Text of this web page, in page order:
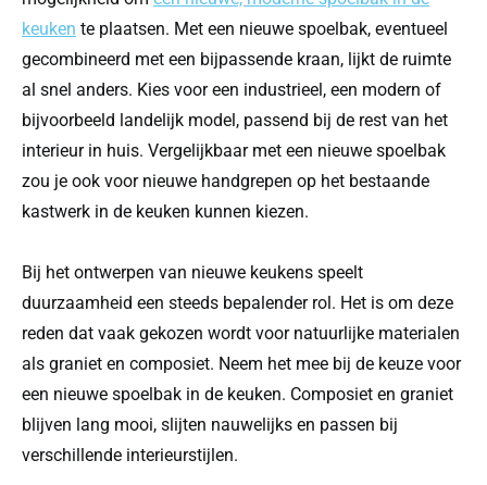
keuken te plaatsen. Met een nieuwe spoelbak, eventueel
gecombineerd met een bijpassende kraan, lijkt de ruimte
al snel anders. Kies voor een industrieel, een modern of
bijvoorbeeld landelijk model, passend bij de rest van het
interieur in huis. Vergelijkbaar met een nieuwe spoelbak
zou je ook voor nieuwe handgrepen op het bestaande
kastwerk in de keuken kunnen kiezen.
Bij het ontwerpen van nieuwe keukens speelt
duurzaamheid een steeds bepalender rol. Het is om deze
reden dat vaak gekozen wordt voor natuurlijke materialen
als graniet en composiet. Neem het mee bij de keuze voor
een nieuwe spoelbak in de keuken. Composiet en graniet
blijven lang mooi, slijten nauwelijks en passen bij
verschillende interieurstijlen.